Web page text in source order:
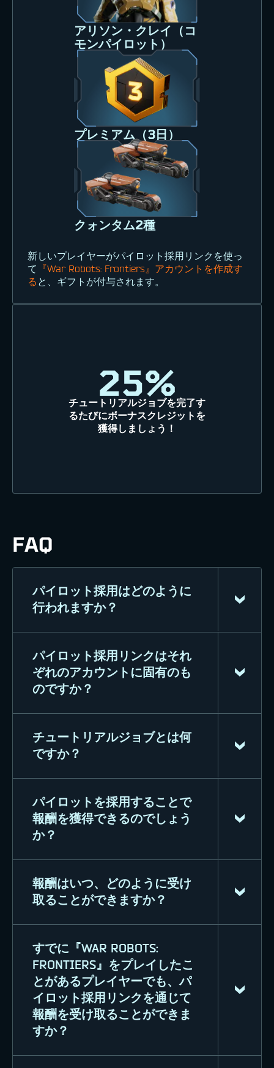
アリソン・クレイ（コ
モンパイロット）
プレミアム（3日）
クォンタム2種
新しいプレイヤーがパイロット採用リンクを使っ
て 『War Robots: Frontiers』アカウントを作成す
る と、ギフトが付与されます。
25%
チュートリアルジョブを完了す
るたびにボーナスクレジットを
獲得しましょう！
FAQ
パイロット採用はどのように
行われますか？
パイロット採用により、トルトゥーガ
とワイルドテンに新しい血をもらたす
と同時に、その過程でいくつかの戦利
品を獲得することができます。『War
ンインし（正しいプラットフォームを
選択してください）、このページの指
示に従ってください。友達を『War
達がプレイしてチュートリアルジョブ
を完了すると、双方に報酬を進呈しま
す！
パイロット採用リンクはそれ
ぞれのアカウントに固有のも
のですか？
はい。それを共有することについて制
限はありません。
チュートリアルジョブとは何
ですか？
チュートリアルジョブは新しいプレイ
ヤーが利用できるものです。新しいパ
イロットの皆様が新たな世界で独り立
ちするのを支援するために設計されて
ニングを完了すると、コモンパイロッ
ト、3日間のプレミアムアカウント、2
種類のクォンタム武器、およびボーナ
することができます。
パイロットを採用することで
報酬を獲得できるのでしょう
か？
はい！新しいパイロットを採用する
と、クレジット、プレミアムの時間、
Fury（ウォーロボット）、ソラ・シン
ープレアルを獲得することができま
す。
さらに採用したパイロットが完了した
チュートリアルジョブから5%のクレ
ジットを受け取ることができます。特
別なステッカーのセレクションもアン
報酬はいつ、どのように受け
取ることができますか？
このページを利用して、進捗状況と報
酬を追跡することができます。採用に
成功したパイロットは、新しいプレイ
ヤーが『War Robots: Frontiers』アカ
ウントにサインアップした時点で登録
されます。十分な数のパイロットを採
用すると、報酬がゲーム内で直接送ら
すでに『WAR ROBOTS:
FRONTIERS』をプレイしたこ
とがあるプレイヤーでも、パ
イロット採用リンクを通じて
報酬を受け取ることができま
すか？